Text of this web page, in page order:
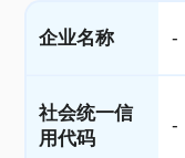
企业名称 -
社会统一信
用代码
-